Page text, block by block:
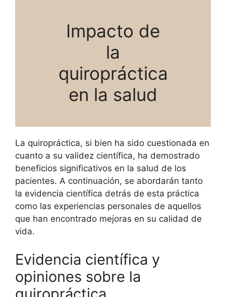
Impacto de
la
quiropráctica
en la salud
La quiropráctica, si bien ha sido cuestionada en
cuanto a su validez científica, ha demostrado
beneficios significativos en la salud de los
pacientes. A continuación, se abordarán tanto
la evidencia científica detrás de esta práctica
como las experiencias personales de aquellos
que han encontrado mejoras en su calidad de
vida.
Evidencia científica y
opiniones sobre la